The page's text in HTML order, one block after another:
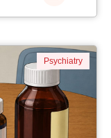
Psychiatry